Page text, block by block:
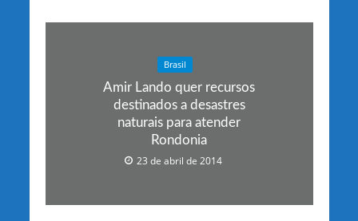
Brasil
Amir Lando quer recursos
destinados a desastres
naturais para atender
Rondonia
23 de abril de 2014